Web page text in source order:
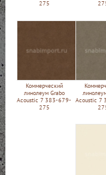
275
Коммерческий
линолеум Grabo
Acoustic 7 383-679-
275
Acoustic 7